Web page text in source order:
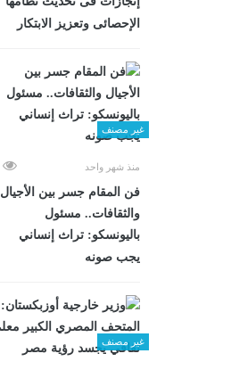
الإحصائى وتعزيز الابتكار
غير مصنف
منذ شهر واحد
فن المقام جسر بين الأجيال
والثقافات.. مسئول
باليونسكو: تراث إنساني
يجب صونه
غير مصنف